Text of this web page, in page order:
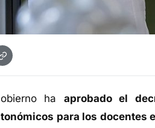
ha aprobado el
para los docentes